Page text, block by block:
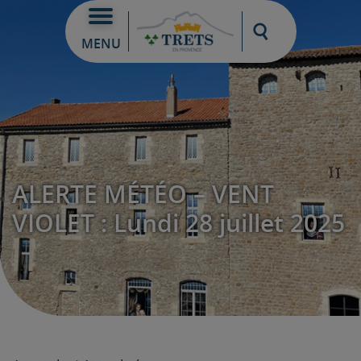
MENU
Moteur de
ALERTE MÉTÉO – VENT
VIOLET : Lundi 28 juillet 2025